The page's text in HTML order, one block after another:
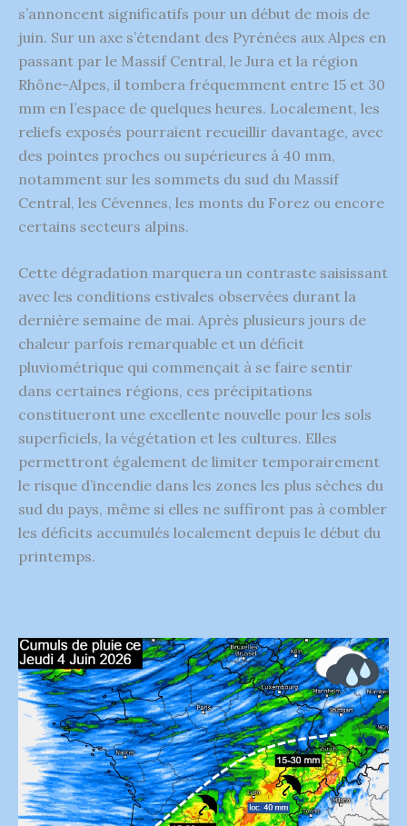
s’annoncent significatifs pour un début de mois de
juin. Sur un axe s’étendant des Pyrénées aux Alpes en
passant par le Massif Central, le Jura et la région
Rhône-Alpes, il tombera fréquemment entre 15 et 30
mm en l’espace de quelques heures. Localement, les
reliefs exposés pourraient recueillir davantage, avec
des pointes proches ou supérieures à 40 mm,
notamment sur les sommets du sud du Massif
Central, les Cévennes, les monts du Forez ou encore
certains secteurs alpins.
Cette dégradation marquera un contraste saisissant
avec les conditions estivales observées durant la
dernière semaine de mai. Après plusieurs jours de
chaleur parfois remarquable et un déficit
pluviométrique qui commençait à se faire sentir
dans certaines régions, ces précipitations
constitueront une excellente nouvelle pour les sols
superficiels, la végétation et les cultures. Elles
permettront également de limiter temporairement
le risque d’incendie dans les zones les plus sèches du
sud du pays, même si elles ne suffiront pas à combler
les déficits accumulés localement depuis le début du
printemps.